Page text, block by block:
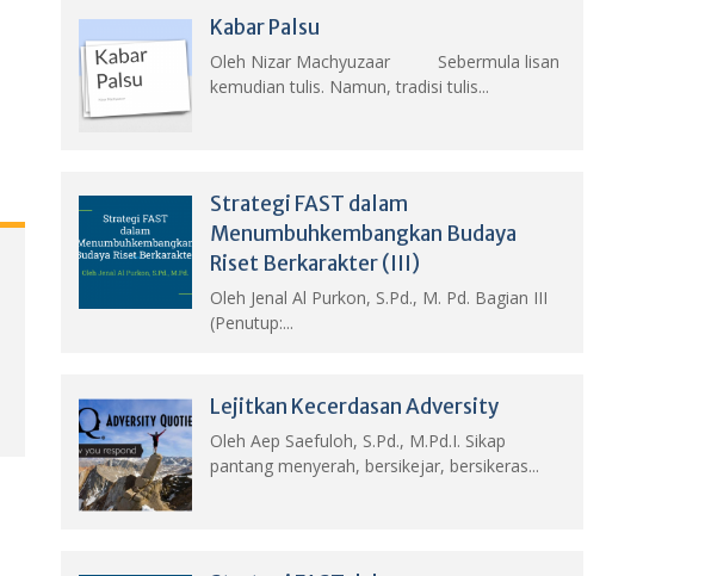
Kabar Palsu
Oleh Nizar Machyuzaar Sebermula lisan
kemudian tulis. Namun, tradisi tulis...
Strategi FAST dalam
Menumbuhkembangkan Budaya
Riset Berkarakter (III)
Oleh Jenal Al Purkon, S.Pd., M. Pd. Bagian III
(Penutup:...
Lejitkan Kecerdasan Adversity
Oleh Aep Saefuloh, S.Pd., M.Pd.I. Sikap
pantang menyerah, bersikejar, bersikeras...